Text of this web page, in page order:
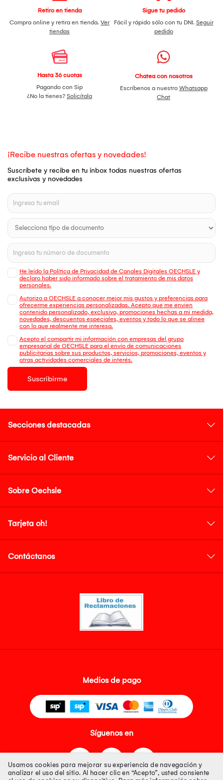
Retiro en tienda
Compra online y retira en tienda. Ver
tiendas
Sigue tu pedido
Fácil y rápido sólo con tu DNI. Seguir
pedido
Hasta 36 cuotas
Pagando con Sip
¿No la tienes? Solicítala
Chatea con nosotros
Escríbenos a nuestro Whatsapp
Chat
¡Recibe nuestras ofertas y novedades!
Suscríbete y recibe en tu inbox todas nuestras ofertas
exclusivas y novedades
He leído la Política de Privacidad de Canales Digitales OECHSLE y
declaro haber sido informado sobre el tratamiento de mis datos
personales.
Autorizo a OECHSLE a conocer mejor mis gustos y preferencias para
ofrecerme experiencias personalizadas. Acepto que me envien
contenido personalizado, exclusivo, promociones hechas a mi medida,
novedades, descuentos especiales, eventos y todo lo que se alinee
con lo que realmente me interesa.
Acepto el compartir mi información con empresas del grupo
empresarial de OECHSLE para el envío de comunicaciones
publicitarias sobre sus productos, servicios, promociones, eventos y
otras actividades comerciales de interés.
Suscribirme
Secciones destacadas
Servicio al Cliente
Sobre Oechsle
Tarjeta oh!
Contáctanos
Medios de pago
Síguenos en
Usamos cookies para mejorar su experiencia de navegación y
analizar el uso del sitio. Al hacer clic en “Acepto”, usted consiente